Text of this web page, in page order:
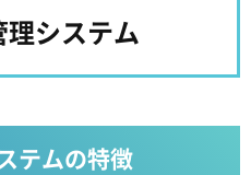
システム
テムの特徴